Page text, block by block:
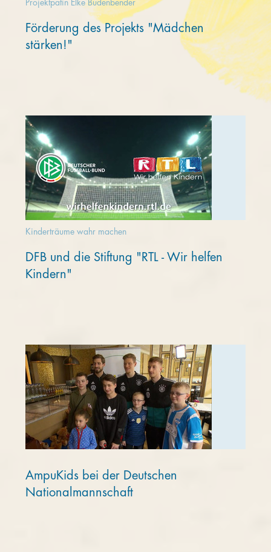
Projektpatin Elke Büdenbender
Förderung des Projekts "Mädchen
stärken!"
Kinderträume wahr machen
DFB und die Stiftung "RTL - Wir helfen
Kindern"
AmpuKids bei der Deutschen
Nationalmannschaft